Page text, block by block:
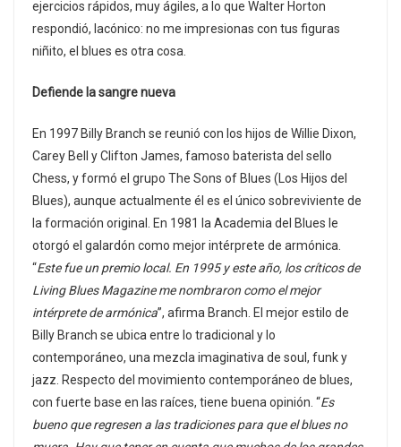
ejercicios rápidos, muy ágiles, a lo que Walter Horton
respondió, lacónico: no me impresionas con tus figuras
niñito, el blues es otra cosa.
Defiende la sangre nueva
En 1997 Billy Branch se reunió con los hijos de Willie Dixon,
Carey Bell y Clifton James, famoso baterista del sello
Chess, y formó el grupo The Sons of Blues (Los Hijos del
Blues), aunque actualmente él es el único sobreviviente de
la formación original. En 1981 la Academia del Blues le
otorgó el galardón como mejor intérprete de armónica.
“Este fue un premio local. En 1995 y este año, los críticos de
Living Blues Magazine me nombraron como el mejor
intérprete de armónica”, afirma Branch. El mejor estilo de
Billy Branch se ubica entre lo tradicional y lo
contemporáneo, una mezcla imaginativa de soul, funk y
jazz. Respecto del movimiento contemporáneo de blues,
con fuerte base en las raíces, tiene buena opinión. “Es
bueno que regresen a las tradiciones para que el blues no